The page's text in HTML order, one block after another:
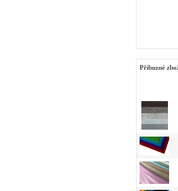
Příbuzné